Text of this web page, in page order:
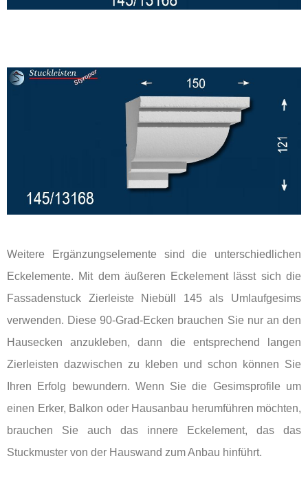
Weitere Ergänzungselemente sind die unterschiedlichen
Eckelemente. Mit dem äußeren Eckelement lässt sich die
Fassadenstuck Zierleiste Niebüll 145 als Umlaufgesims
verwenden. Diese 90-Grad-Ecken brauchen Sie nur an den
Hausecken anzukleben, dann die entsprechend langen
Zierleisten dazwischen zu kleben und schon können Sie
Ihren Erfolg bewundern. Wenn Sie die Gesimsprofile um
einen Erker, Balkon oder Hausanbau herumführen möchten,
brauchen Sie auch das innere Eckelement, das das
Stuckmuster von der Hauswand zum Anbau hinführt.